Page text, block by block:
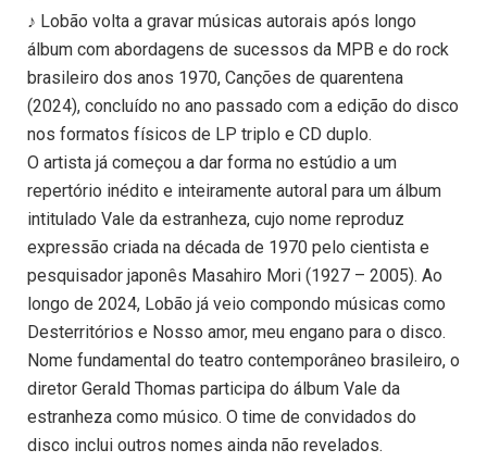
♪ Lobão volta a gravar músicas autorais após longo
álbum com abordagens de sucessos da MPB e do rock
brasileiro dos anos 1970, Canções de quarentena
(2024), concluído no ano passado com a edição do disco
nos formatos físicos de LP triplo e CD duplo.
O artista já começou a dar forma no estúdio a um
repertório inédito e inteiramente autoral para um álbum
intitulado Vale da estranheza, cujo nome reproduz
expressão criada na década de 1970 pelo cientista e
pesquisador japonês Masahiro Mori (1927 – 2005). Ao
longo de 2024, Lobão já veio compondo músicas como
Desterritórios e Nosso amor, meu engano para o disco.
Nome fundamental do teatro contemporâneo brasileiro, o
diretor Gerald Thomas participa do álbum Vale da
estranheza como músico. O time de convidados do
disco inclui outros nomes ainda não revelados.